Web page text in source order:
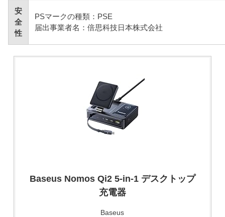
安
全
性
PSマークの種類：PSE
届出事業者名：倍思科技日本株式会社
Baseus Nomos Qi2 5-in-1 デスクトップ
充電器
Baseus